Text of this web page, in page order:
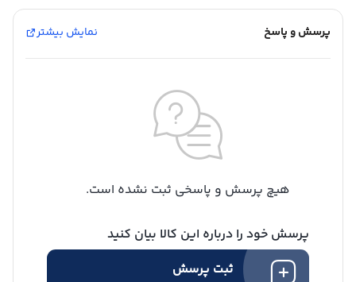
پرسش و پاسخ نمایش بیشتر
هیچ پرسش و پاسخی ثبت نشده است.
پرسش خود را درباره این کالا بیان کنید
ثبت پرسش